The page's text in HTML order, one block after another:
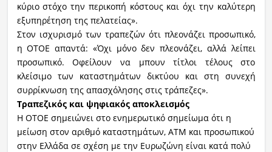
κύριο στόχο την περικοπή κόστους και όχι την καλύτερη
εξυπηρέτηση της πελατείας».
Στον ισχυρισμό των τραπεζών ότι πλεονάζει προσωπικό,
η ΟΤΟΕ απαντά: «Όχι μόνο δεν πλεονάζει, αλλά λείπει
προσωπικό. Οφείλουν να μπουν τίτλοι τέλους στο
κλείσιμο των καταστημάτων δικτύου και στη συνεχή
συρρίκνωση της απασχόλησης στις τράπεζες».
Τραπεζικός και ψηφιακός αποκλεισμός
Η ΟΤΟΕ σημειώνει στο ενημερωτικό σημείωμα ότι η
μείωση στον αριθμό καταστημάτων, ΑΤΜ και προσωπικού
στην Ελλάδα σε σχέση με την Ευρωζώνη είναι κατά πολύ